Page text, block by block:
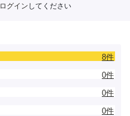
ログイン してください
8件
0件
0件
0件